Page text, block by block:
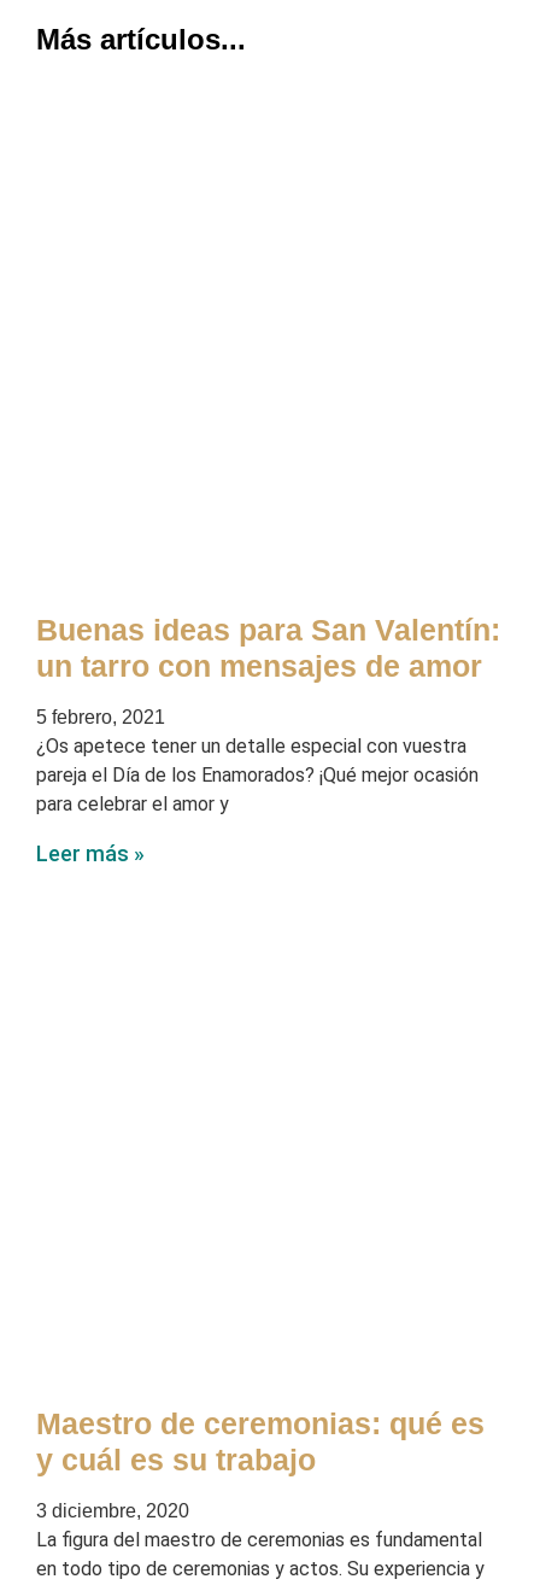
Más artículos...
Buenas ideas para San Valentín:
un tarro con mensajes de amor
5 febrero, 2021
¿Os apetece tener un detalle especial con vuestra
pareja el Día de los Enamorados? ¡Qué mejor ocasión
para celebrar el amor y
Leer más »
Maestro de ceremonias: qué es
y cuál es su trabajo
3 diciembre, 2020
La figura del maestro de ceremonias es fundamental
en todo tipo de ceremonias y actos. Su experiencia y